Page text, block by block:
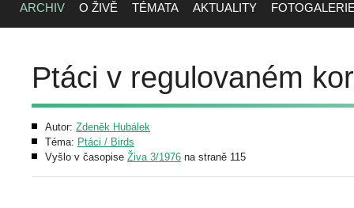
ARCHIV O ŽIVĚ TÉMATA AKTUALITY
Ptáci v regulovaném
Autor: Zdeněk Hubálek
Téma: Ptáci / Birds
Vyšlo v časopise Živa 3/1976 na straně 115